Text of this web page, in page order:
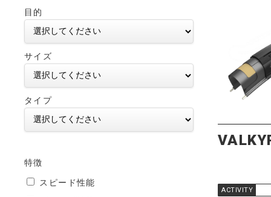
目的
サイズ
タイプ
特徴
スピード性能
ACTIVITY